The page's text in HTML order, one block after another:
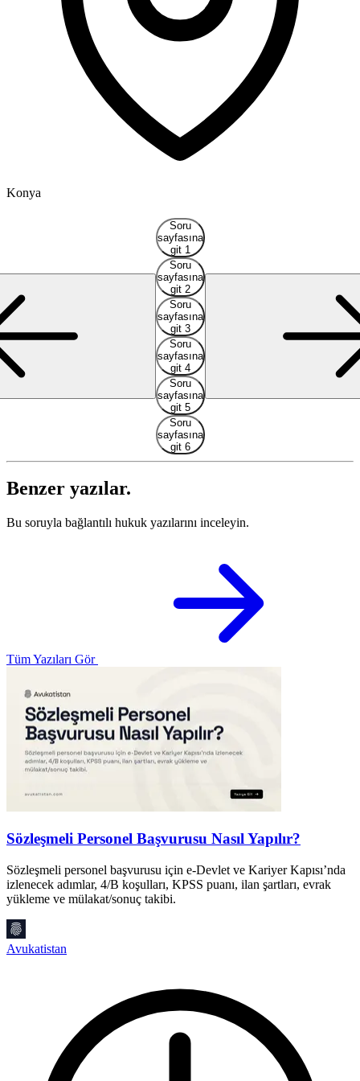
Konya
Soru
sayfasına
git 1
Soru
sayfasına
git 2
Soru
sayfasına
git 3
Soru
sayfasına
git 4
Soru
sayfasına
git 5
Soru
sayfasına
git 6
Benzer yazılar.
Bu soruyla bağlantılı hukuk yazılarını inceleyin.
Tüm Yazıları Gör
Sözleşmeli Personel Başvurusu Nasıl Yapılır?
Sözleşmeli personel başvurusu için e-Devlet ve Kariyer Kapısı’nda
izlenecek adımlar, 4/B koşulları, KPSS puanı, ilan şartları, evrak
yükleme ve mülakat/sonuç takibi.
Avukatistan